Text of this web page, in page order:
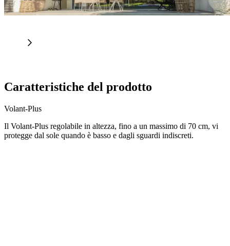
Caratteristiche del prodotto
Volant-Plus
Il Volant-Plus regolabile in altezza, fino a un massimo di 70 cm, vi
protegge dal sole quando è basso e dagli sguardi indiscreti.